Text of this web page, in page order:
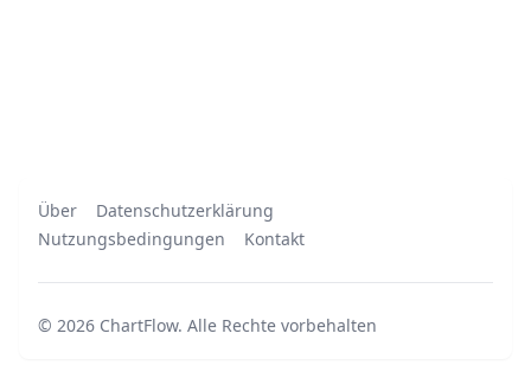
Über
Datenschutzerklärung
Nutzungsbedingungen
Kontakt
© 2026 ChartFlow. Alle Rechte vorbehalten